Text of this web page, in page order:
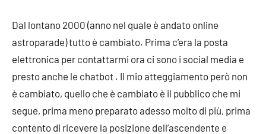
Dal lontano 2000 (anno nel quale è andato online
astroparade) tutto è cambiato. Prima c’era la posta
elettronica per contattarmi ora ci sono i social media e
presto anche le chatbot . Il mio atteggiamento però non
è cambiato, quello che è cambiato è il pubblico che mi
segue, prima meno preparato adesso molto di più, prima
contento di ricevere la posizione dell’ascendente e